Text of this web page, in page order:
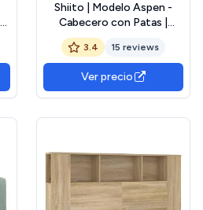
Shiito | Modelo Aspen -
Cabecero con Patas |
Acabado en Cambria -
Grafito
3.4 15 reviews
Ver precio